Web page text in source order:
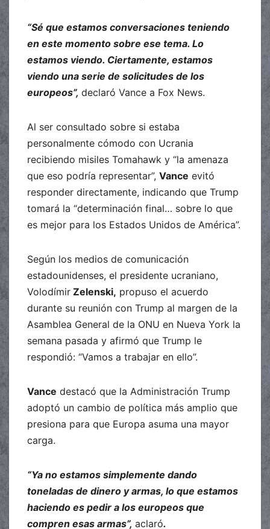
“Sé que estamos conversaciones teniendo
en este momento sobre ese tema. Lo
estamos viendo. Ciertamente, estamos
viendo una serie de solicitudes de los
europeos”, declaró Vance a Fox News.
Al ser consultado sobre si estaba
personalmente cómodo con Ucrania
recibiendo misiles Tomahawk y “la amenaza
que eso podría representar”, Vance evitó
responder directamente, indicando que Trump
tomará la “determinación final… sobre lo que
es mejor para los Estados Unidos de América”.
Según los medios de comunicación
estadounidenses, el presidente ucraniano,
Volodímir Zelenski, propuso el acuerdo
durante su reunión con Trump al margen de la
Asamblea General de la ONU en Nueva York la
semana pasada y afirmó que Trump le
respondió: “Vamos a trabajar en ello”.
Vance destacó que la Administración Trump
adoptó un cambio de política más amplio que
presiona para que Europa asuma una mayor
carga.
“Ya no estamos simplemente dando
toneladas de dinero y armas, lo que estamos
haciendo es pedir a los europeos que
compren esas armas”, aclaró.